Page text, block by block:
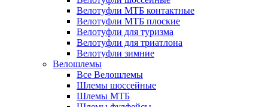
Велотуфли МТБ контактные
Велотуфли МТБ плоские
Велотуфли для туризма
Велотуфли для триатлона
Велотуфли зимние
Велошлемы
Все Велошлемы
Шлемы шоссейные
Шлемы МТБ